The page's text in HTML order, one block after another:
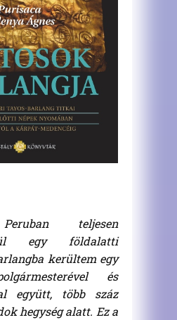
teljesen
egy földalatti
kerültem egy
és
együtt, több száz
hegység alatt. Ez a